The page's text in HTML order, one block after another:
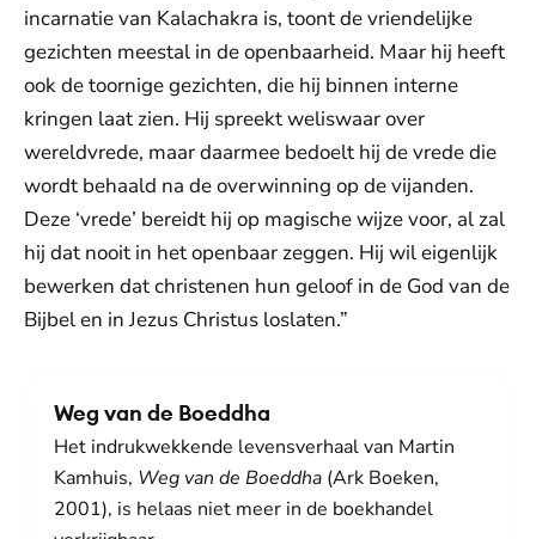
incarnatie van Kalachakra is, toont de vriendelijke
gezichten meestal in de openbaarheid. Maar hij heeft
ook de toornige gezichten, die hij binnen interne
kringen laat zien. Hij spreekt weliswaar over
wereldvrede, maar daarmee bedoelt hij de vrede die
wordt behaald na de overwinning op de vijanden.
Deze ‘vrede’ bereidt hij op magische wijze voor, al zal
hij dat nooit in het openbaar zeggen. Hij wil eigenlijk
bewerken dat christenen hun geloof in de God van de
Bijbel en in Jezus Christus loslaten.”
Weg van de Boeddha
Het indrukwekkende levensverhaal van Martin
Kamhuis, Weg van de Boeddha (Ark Boeken,
2001), is helaas niet meer in de boekhandel